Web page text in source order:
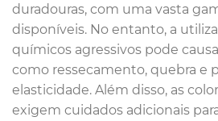
duradouras, com uma vasta
disponíveis. No entanto, a
químicos agressivos pode
como ressecamento, quebra e
elasticidade. Além disso, as
exigem cuidados adicionais